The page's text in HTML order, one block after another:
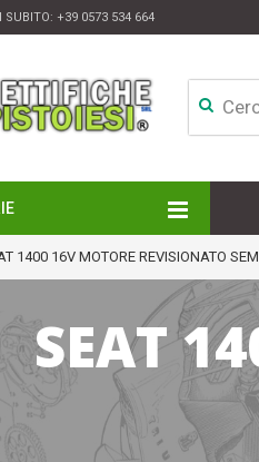
SUBITO: +39 0573 534 664
DI INIEZIONE
ACCESSORI
1400 16V MOTORE REVISIONATO
SEAT